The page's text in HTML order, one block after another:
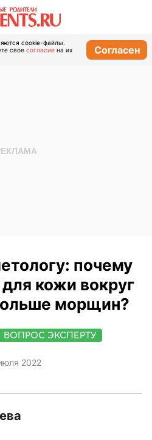
cookie-файлы.
свое согласие на их
Согласен
почему
кожи вокруг
морщин?
ВОПРОС ЭКСПЕРТУ
2022